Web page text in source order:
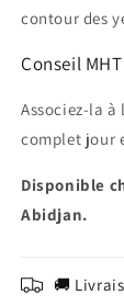
contour des
Conseil
Associez-la
complet jour
Disponible
Abidjan.
🚚